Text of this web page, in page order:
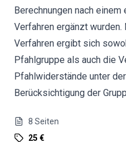
Berechnungen nach
Verfahren ergänzt
Verfahren ergibt sich
Pfahlgruppe als auch die
Pfahlwiderstände unter
Berücksichtigung der
8 Seiten
25 €